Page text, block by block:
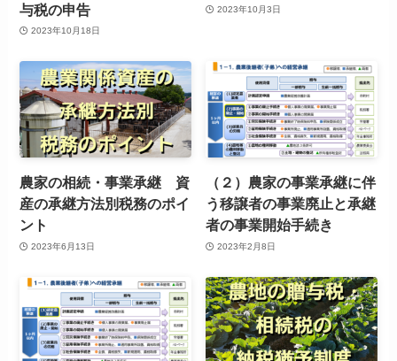
与税の申告
2023年10月18日
2023年10月3日
農家の相続・事業承継 資
産の承継方法別税務のポイ
ント
2023年6月13日
（２）農家の事業承継に伴
う移譲者の事業廃止と承継
者の事業開始手続き
2023年2月8日